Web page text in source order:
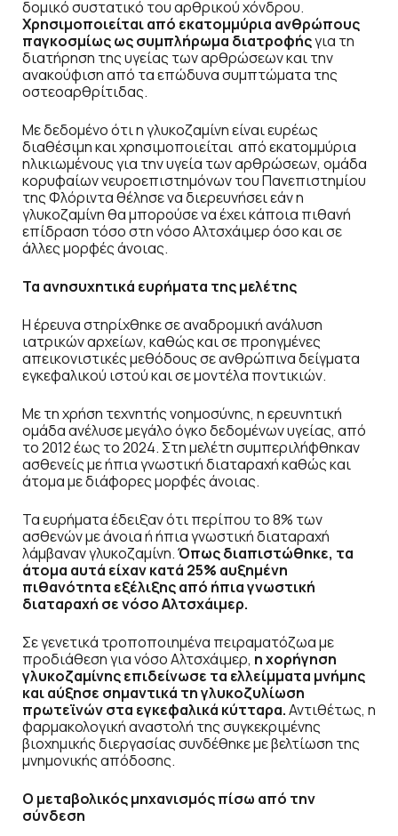
δομικό συστατικό του αρθρικού χόνδρου.
Χρησιμοποιείται από εκατομμύρια ανθρώπους
παγκοσμίως ως συμπλήρωμα διατροφήςγια τη
διατήρηση της υγείας των αρθρώσεων και την
ανακούφιση από τα επώδυνα συμπτώματα της
οστεoαρθρίτιδας.
Με δεδομένο ότι η γλυκοζαμίνη είναι ευρέως
διαθέσιμη και χρησιμοποιείται από εκατομμύρια
ηλικιωμένους για την υγεία των αρθρώσεων, ομάδα
κορυφαίων νευροεπιστημόνων του Πανεπιστημίου
της Φλόριντα θέλησε να διερευνήσει εάν η
γλυκοζαμίνη θα μπορούσε να έχει κάποια πιθανή
επίδραση τόσο στη νόσο Αλτσχάιμερ όσο και σε
άλλες μορφές άνοιας.
Τα ανησυχητικά ευρήματα της μελέτης
Η έρευνα στηρίχθηκε σε αναδρομική ανάλυση
ιατρικών αρχείων, καθώς και σε προηγμένες
απεικονιστικές μεθόδους σε ανθρώπινα δείγματα
εγκεφαλικού ιστού και σε μοντέλα ποντικιών.
Με τη χρήση τεχνητής νοημοσύνης, η ερευνητική
ομάδα ανέλυσε μεγάλο όγκο δεδομένων υγείας, από
το 2012 έως το 2024. Στη μελέτη συμπεριλήφθηκαν
ασθενείς με ήπια γνωστική διαταραχή καθώς και
άτομα με διάφορες μορφές άνοιας.
Τα ευρήματα έδειξαν ότι περίπου το 8% των
ασθενών με άνοια ή ήπια γνωστική διαταραχή
λάμβαναν γλυκοζαμίνη.Όπως διαπιστώθηκε, τα
άτομα αυτά είχαν κατά 25% αυξημένη
πιθανότητα εξέλιξης από ήπια γνωστική
διαταραχή σε νόσο Αλτσχάιμερ.
Σε γενετικά τροποποιημένα πειραματόζωα με
προδιάθεση για νόσο Αλτσχάιμερ, η χορήγηση
γλυκοζαμίνης επιδείνωσε τα ελλείμματα μνήμης
και αύξησε σημαντικά τη γλυκοζυλίωση
πρωτεϊνών στα εγκεφαλικά κύτταρα.Αντιθέτως, η
φαρμακολογική αναστολή της συγκεκριμένης
βιοχημικής διεργασίας συνδέθηκε με βελτίωση της
μνημονικής απόδοσης.
Ο μεταβολικός μηχανισμός πίσω από την
σύνδεση